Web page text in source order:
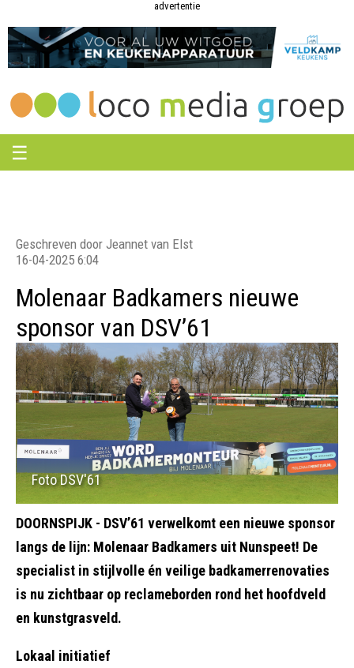
Groep
Groep
advertentie
☰
Geschreven door Jeannet van Elst
16-04-2025 6:04
Molenaar Badkamers nieuwe
sponsor van DSV’61
Foto DSV'61
DOORNSPIJK - DSV’61 verwelkomt een nieuwe sponsor
langs de lijn: Molenaar Badkamers uit Nunspeet! De
specialist in stijlvolle én veilige badkamerrenovaties
is nu zichtbaar op reclameborden rond het hoofdveld
en kunstgrasveld.
Lokaal initiatief